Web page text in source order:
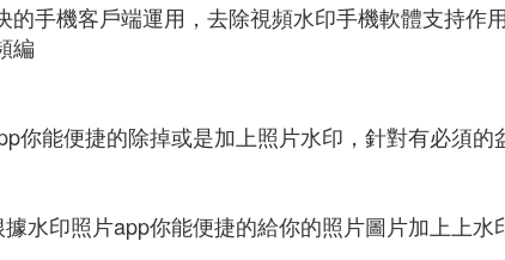
手機客戶端運用，去除視頻水印手機軟體支持作
編
能便捷的除掉或是加上照片水印，針對有必須的
水印照片app你能便捷的給你的照片圖片加上上